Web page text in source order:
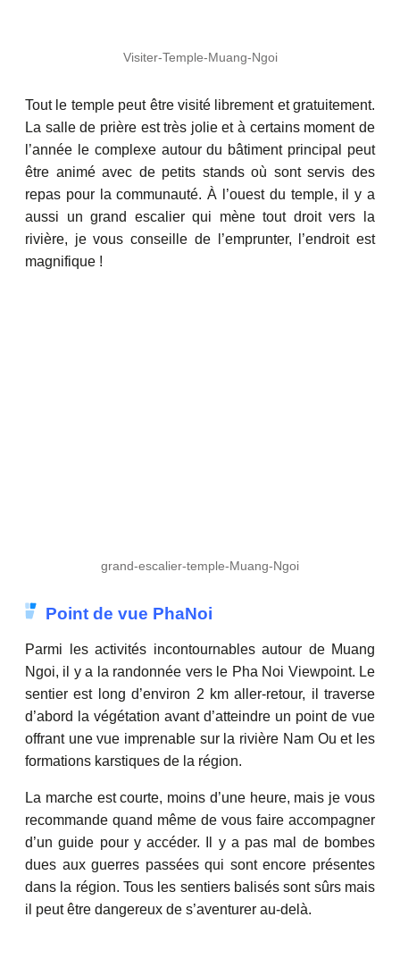
Visiter-Temple-Muang-Ngoi
Tout le temple peut être visité librement et gratuitement.
La salle de prière est très jolie et à certains moment de
l’année le complexe autour du bâtiment principal peut
être animé avec de petits stands où sont servis des
repas pour la communauté. À l’ouest du temple, il y a
aussi un grand escalier qui mène tout droit vers la
rivière, je vous conseille de l’emprunter, l’endroit est
magnifique !
grand-escalier-temple-Muang-Ngoi
Point de vue PhaNoi
Parmi les activités incontournables autour de Muang
Ngoi, il ya la randonnée vers le Pha Noi Viewpoint. Le
sentier est long d’environ 2 km aller-retour, il traverse
d’abord la végétation avant d’atteindre un point de vue
offrant une vue imprenable sur la rivière Nam Ou et les
formations karstiques de la région.
La marche est courte, moins d’une heure, mais je vous
recommande quand même de vous faire accompagner
d’un guide pour y accéder. Il y a pas mal de bombes
dues aux guerres passées qui sont encore présentes
dans la région. Tous les sentiers balisés sont sûrs mais
il peut être dangereux de s’aventurer au-delà.